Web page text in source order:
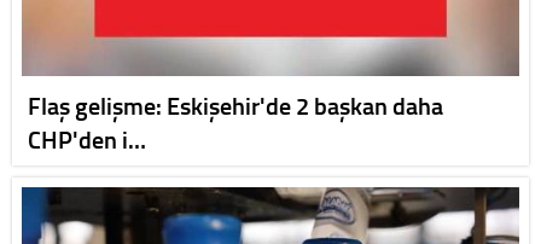
Flaş gelişme: Eskişehir'de 2 başkan daha
CHP'den i…